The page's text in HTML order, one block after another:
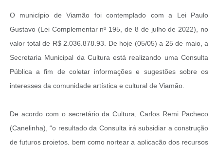
O município de Viamão foi contemplado com a Lei Paulo
Gustavo (Lei Complementar nº 195, de 8 de julho de 2022), no
valor total de R$ 2.036.878.93. De hoje (05/05) a 25 de maio, a
Secretaria Municipal da Cultura está realizando uma Consulta
Pública a fim de coletar informações e sugestões sobre os
interesses da comunidade artística e cultural de Viamão.
De acordo com o secretário da Cultura, Carlos Remi Pacheco
(Canelinha), “o resultado da Consulta irá subsidiar a construção
de futuros projetos, bem como nortear a aplicação dos recursos